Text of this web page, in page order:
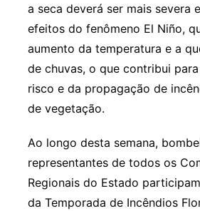
a seca deverá ser mais severa
efeitos do fenômeno El Niño,
aumento da temperatura e a
de chuvas, o que contribui
risco e da propagação de
de vegetação.
Ao longo desta semana,
representantes de todos os
Regionais do Estado
da Temporada de Incêndios